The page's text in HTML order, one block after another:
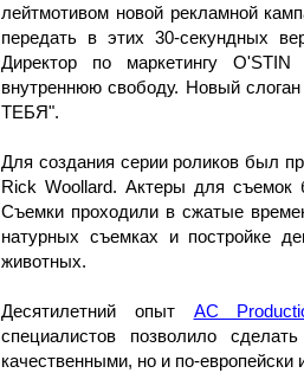
лейтмотивом новой рекламной
передать в этих 30-секундных
Директор по маркетингу
внутреннюю свободу. Новый
ТЕБЯ".
Для создания серии роликов был
Rick Woollard. Актеры для
Съемки проходили в сжатые
натурных съемках и постройке
животных.
Десятилетний опыт AC
специалистов позволило
качественными, но и по-